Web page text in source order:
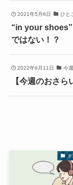
2021年5月6日 ひと
“in your shoes”
ではない！？
2022年9月11日 今
【今週のおさ
オ